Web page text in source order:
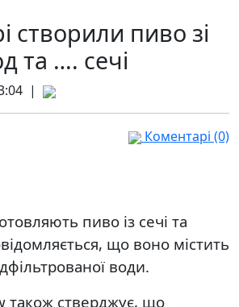
створили пиво зі
та …. сечі
|
Коментарі (0)
пиво із сечі та
що воно містить
води.
також стверджує, що